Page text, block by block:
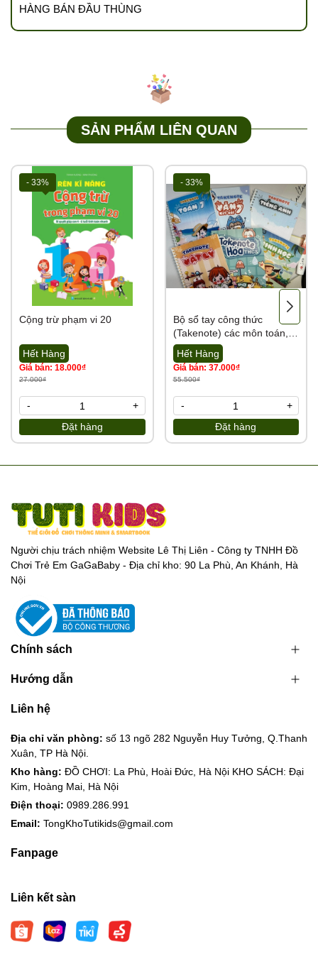
Giá trên web là giá của mốc TỔNG ĐƠN 3TR (đồ chơi) 1,5TR
trong đơn đặt hàng và sửa giá theo tổng đơn phù hợp gửi lại BILL
Để đảm bảo quyền lợi Quý khách vui long quay video khi bóc
thùng khui hàng kiểm đếm từng thùng (1 thùng 1 video). Hàng
hàng
Liên hệ Hotline để giải đáp mọi thắc mắc về sản phẩm:
0989.286.991
Cám ơn sự đồng hành của quý đại lý cùng Tổng kho Tutikids
https://tongkhotutikids.com/
HÀNG BÁN ĐẦU THÙNG
SẢN PHẨM LIÊN QUAN
- 33%
Cộng trừ phạm vi 20
Hết Hàng
Giá bán: 18.000₫
27.000₫
Đặt hàng
- +
- 33%
Bộ sổ tay công thức
(Takenote) các môn toán,
tiếng việt, tiếng Anh, Lý,
Hóa, Sinh từ lớp 2 đến lớp
12
Hết Hàng
Giá bán: 37.000₫
55.500₫
Đặt hàng
- +
Người chịu trách nhiệm Website Lê Thị Liên - Công ty TNHH Đồ
Chơi Trẻ Em GaGaBaby - Địa chỉ kho: 90 La Phù, An Khánh, Hà
Nội
Chính sách
Hướng dẫn
Liên hệ
Địa chỉ văn phòng: số 13 ngõ 282 Nguyễn Huy Tưởng, Q.Thanh
Xuân, TP Hà Nội.
Kho hàng: ĐỒ CHƠI: La Phù, Hoài Đức, Hà Nội KHO SÁCH: Đại
Kim, Hoàng Mai, Hà Nội
Điện thoại: 0989.286.991
Email: TongKhoTutikids@gmail.com
Fanpage
Liên kết sàn